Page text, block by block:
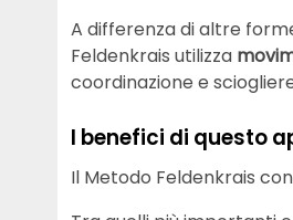
A differenza di altre
Feldenkrais utilizza
coordinazione e
I benefici di questo
Il Metodo Feldenkrais